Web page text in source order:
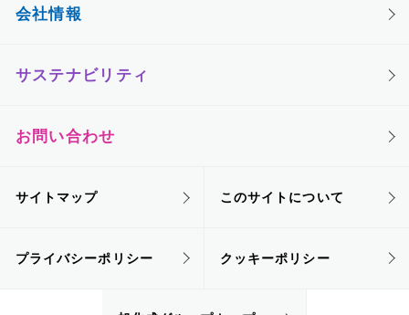
会社情報
サステナビリティ
お問い合わせ
サイトマップ このサイトについて
プライバシーポリシー クッキーポリシー